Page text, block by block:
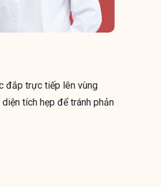
đắp trực tiếp lên vùng
tích hẹp để tránh phản